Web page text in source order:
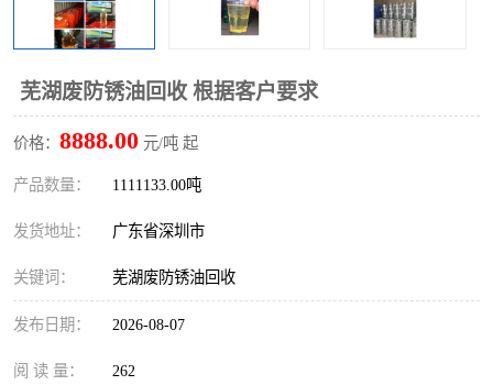
芜湖废防锈油回收 根据客户要求
价格： 8888.00 元/吨 起
产品数量： 1111133.00吨
发货地址： 广东省深圳市
关键词： 芜湖废防锈油回收
发布日期： 2026-08-07
阅 读 量： 262